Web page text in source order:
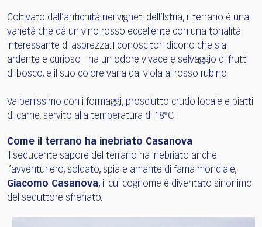
Coltivato dall’antichità nei vigneti dell’Istria, il terrano è una
varietà che dà un vino rosso eccellente con una tonalità
interessante di asprezza. I conoscitori dicono che sia
ardente e curioso - ha un odore vivace e selvaggio di frutti
di bosco, e il suo colore varia dal viola al rosso rubino.
Va benissimo con i formaggi, prosciutto crudo locale e piatti
di carne, servito alla temperatura di 18°C.
Come il terrano ha inebriato Casanova
Il seducente sapore del terrano ha inebriato anche
l’avventuriero, soldato, spia e amante di fama mondiale,
Giacomo Casanova, il cui cognome è diventato sinonimo
del seduttore sfrenato.